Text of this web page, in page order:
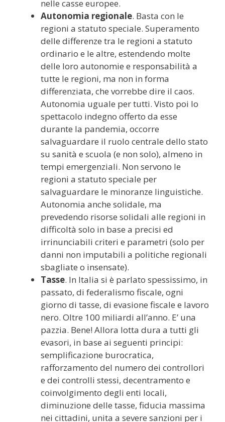
nelle casse europee.
Autonomia regionale. Basta con le
regioni a statuto speciale. Superamento
delle differenze tra le regioni a statuto
ordinario e le altre, estendendo molte
delle loro autonomie e responsabilità a
tutte le regioni, ma non in forma
differenziata, che vorrebbe dire il caos.
Autonomia uguale per tutti. Visto poi lo
spettacolo indegno offerto da esse
durante la pandemia, occorre
salvaguardare il ruolo centrale dello stato
su sanità e scuola (e non solo), almeno in
tempi emergenziali. Non servono le
regioni a statuto speciale per
salvaguardare le minoranze linguistiche.
Autonomia anche solidale, ma
prevedendo risorse solidali alle regioni in
difficoltà solo in base a precisi ed
irrinunciabili criteri e parametri (solo per
danni non imputabili a politiche regionali
sbagliate o insensate).
Tasse. In Italia si è parlato spessissimo, in
passato, di federalismo fiscale, ogni
giorno di tasse, di evasione fiscale e lavoro
nero. Oltre 100 miliardi all’anno. E’ una
pazzia. Bene! Allora lotta dura a tutti gli
evasori, in base ai seguenti principi:
semplificazione burocratica,
rafforzamento del numero dei controllori
e dei controlli stessi, decentramento e
coinvolgimento degli enti locali,
diminuzione delle tasse, fiducia massima
nei cittadini, unita a severe sanzioni per i